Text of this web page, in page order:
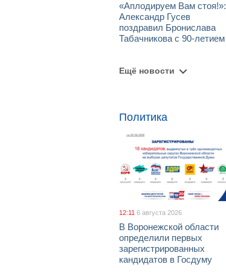
«Аплодируем Вам стоя!»:
Александр Гусев
поздравил Бронислава
Табачникова с 90-летием
Ещё новости
Политика
12:11 6 августа 2026
В Воронежской области
определили первых
зарегистрированных
кандидатов в Госдуму